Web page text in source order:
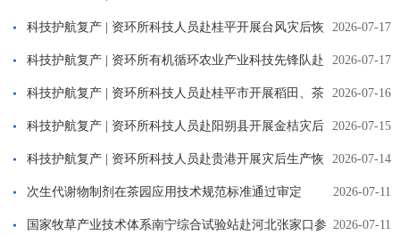
科技服务 2026-07-17
科技护航复产 | 资环所科技人员赴桂平开展台风灾后恢
复生产指导工作 2026-07-17
科技护航复产 | 资环所有机循环农业产业科技先锋队赴
宾阳县开展灾后水稻生产技术指导 2026-07-16
科技护航复产 | 资环所科技人员赴桂平市开展稻田、茶
园灾后恢复生产指导 2026-07-15
科技护航复产 | 资环所科技人员赴阳朔县开展金桔灾后
技术服务 2026-07-14
科技护航复产 | 资环所科技人员赴贵港开展灾后生产恢
复指导 2026-07-11
次生代谢物制剂在茶园应用技术规范标准通过审定
2026-07-11
国家牧草产业技术体系南宁综合试验站赴河北张家口参